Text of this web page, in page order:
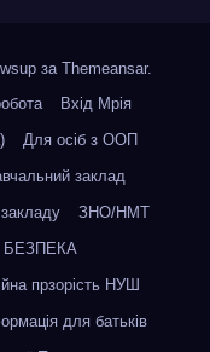
за Themeansar.
Вхід Мрія
Для осіб з ООП
заклад
закладу
ЗНО/НМТ
прзорість НУШ
для батьків